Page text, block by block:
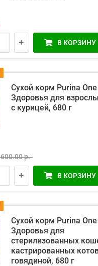
В КОРЗИНУ
Сухой корм Purina
Здоровья для
с курицей, 680 г
600.00 р.
В КОРЗИНУ
Сухой корм Purina
Здоровья для
стерилизованных
кастрированных
говядиной, 680 г